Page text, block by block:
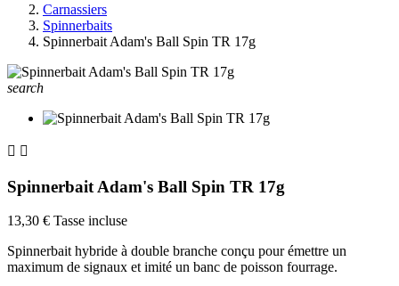
Carnassiers
Spinnerbaits
Spinnerbait Adam's Ball Spin TR 17g
search
 
Spinnerbait Adam's Ball Spin TR 17g
13,30 € Tasse incluse
Spinnerbait hybride à double branche conçu pour émettre un
maximum de signaux et imité un banc de poisson fourrage.